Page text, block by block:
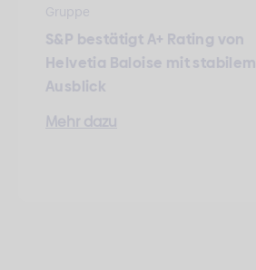
Gruppe
S&P bestätigt A+ Rating von
Helvetia Baloise mit stabilem
Ausblick
Mehr dazu